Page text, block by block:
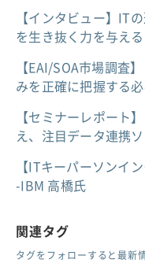
【インタビュー】IT
を生き抜く力を与え
【EAI/SOA市場調査
みを正確に把握する必
【セミナーレポート
え、注目データ連携
【ITキーパーソンイ
-IBM 高橋氏
関連タグ
タグをフォローすると最新